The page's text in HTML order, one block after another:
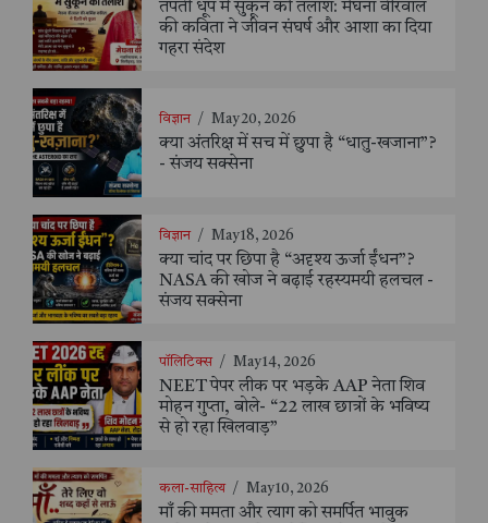
तपती धूप में सुकून की तलाश: मेघना वीरवाल
की कविता ने जीवन संघर्ष और आशा का दिया
गहरा संदेश
विज्ञान / May 20, 2026
क्या अंतरिक्ष में सच में छुपा है “धातु-खजाना”?
- संजय सक्सेना
विज्ञान / May 18, 2026
क्या चांद पर छिपा है “अदृश्य ऊर्जा ईंधन”?
NASA की खोज ने बढ़ाई रहस्यमयी हलचल -
संजय सक्सेना
पॉलिटिक्स / May 14, 2026
NEET पेपर लीक पर भड़के AAP नेता शिव
मोहन गुप्ता, बोले- “22 लाख छात्रों के भविष्य
से हो रहा खिलवाड़”
कला-साहित्य / May 10, 2026
माँ की ममता और त्याग को समर्पित भावुक